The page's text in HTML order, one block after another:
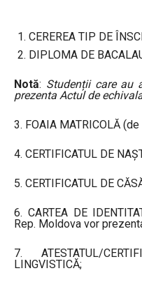
CEREREA TIP DE
DIPLOMA DE
Notă: Studenții care au
prezenta Actul de
3. FOAIA MATRICOLĂ
4. CERTIFICATUL DE
5. CERTIFICATUL DE
6. CARTEA DE
Rep. Moldova vor
7. ATESTATUL/
LINGVISTICĂ;